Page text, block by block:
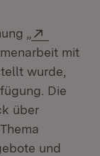
„
Fenster)mit
wurde,
Die
über
und